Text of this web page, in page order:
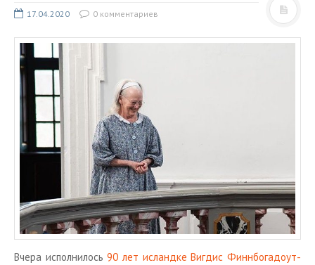
ЧИТАЙТЕ
СМОТРИТЕ
НАШИ УСЛУГИ
ТУРЫ В ИСЛАНДИЮ
ЗАКАЖИТЕ ТУР
ОТЗЫВЫ
Лента записей
Лента комментариев
17.04.2020 0 комментариев
Вчера ис­пол­ни­лось90 лет ис­ланд­ке Виг­дис Финн­бо­га­до­ут­